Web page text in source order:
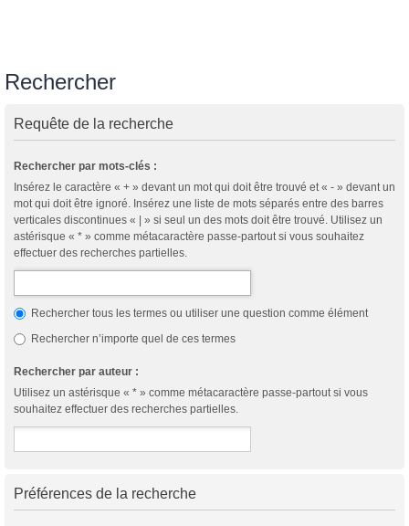
Rechercher
Requête de la recherche
Rechercher par mots-clés :
Insérez le caractère « + » devant un mot qui doit être trouvé et « - » devant un
mot qui doit être ignoré. Insérez une liste de mots séparés entre des barres
verticales discontinues « | » si seul un des mots doit être trouvé. Utilisez un
astérisque « * » comme métacaractère passe-partout si vous souhaitez
effectuer des recherches partielles.
Rechercher tous les termes ou utiliser une question comme élément
Rechercher n’importe quel de ces termes
Rechercher par auteur :
Utilisez un astérisque « * » comme métacaractère passe-partout si vous
souhaitez effectuer des recherches partielles.
Préférences de la recherche